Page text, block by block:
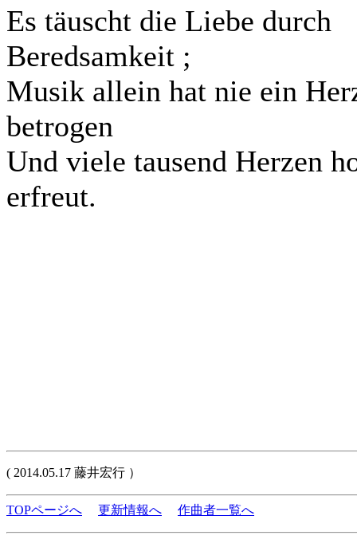
Es täuscht die Liebe durch
Beredsamkeit ;
Musik allein hat nie ein
betrogen
Und viele tausend Herzen
erfreut.
( 2014.05.17 藤井宏行 ）
TOPページへ 更新情報へ 作曲者一覧へ